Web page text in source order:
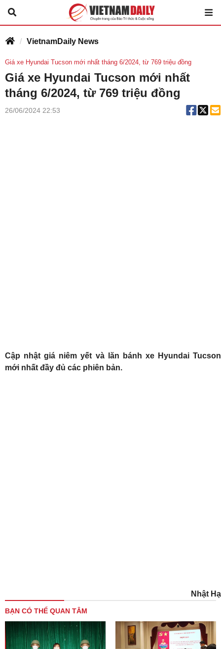
VietnamDaily News
Giá xe Hyundai Tucson mới nhất tháng 6/2024, từ 769 triệu đồng
Giá xe Hyundai Tucson mới nhất
tháng 6/2024, từ 769 triệu đồng
26/06/2024 22:53
Cập nhật giá niêm yết và lăn bánh xe Hyundai Tucson
mới nhất đầy đủ các phiên bản.
Nhật Hạ
BẠN CÓ THỂ QUAN TÂM